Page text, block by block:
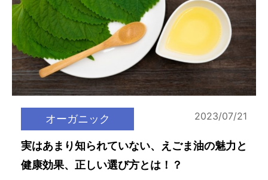
オーガニック 2023/07/21
実はあまり知られていない、えごま油の魅力と
健康効果、正しい選び方とは！？